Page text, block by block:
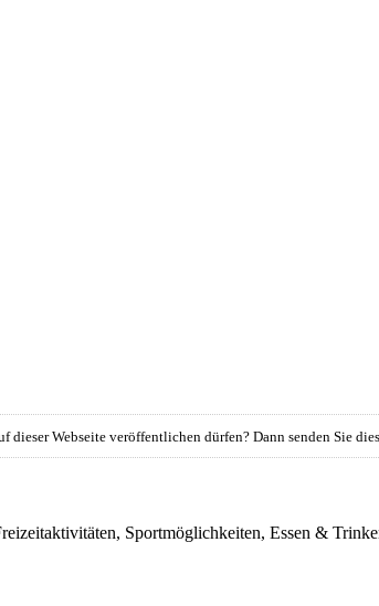
dieser Webseite veröffentlichen dürfen? Dann senden Sie
Sportmöglichkeiten, Essen &